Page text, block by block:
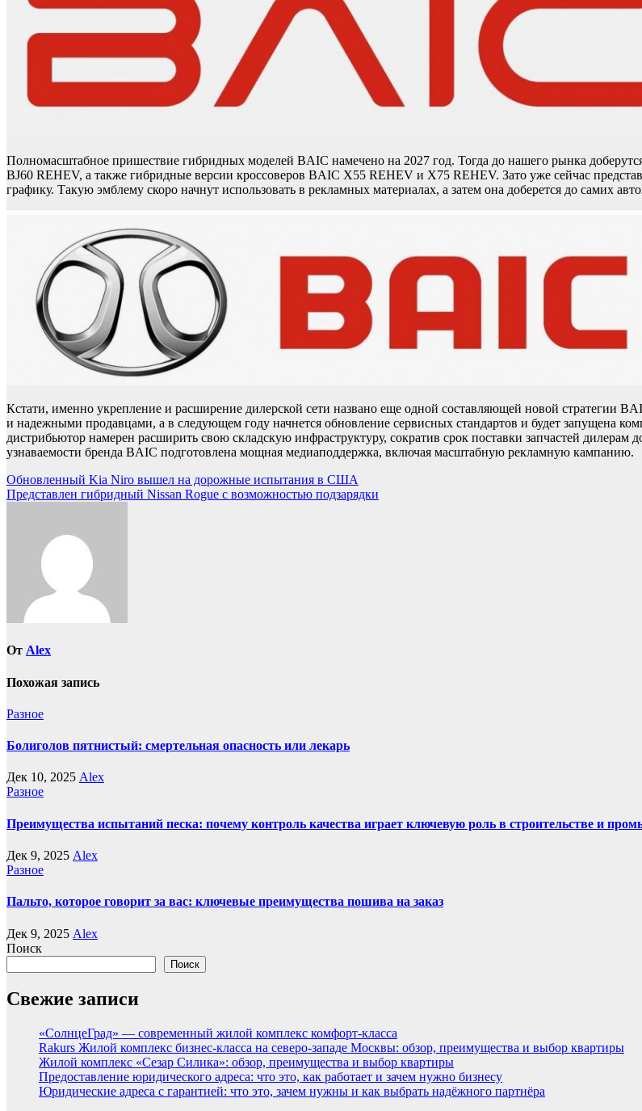
Полномасштабное пришествие гибридных моделей BAIC намечено на 2027 год. Тогда до нашего рынка
BJ60 REHEV, а также гибридные версии кроссоверов BAIC X55 REHEV и X75 REHEV. Зато уже сейчас
графику. Такую эмблему скоро начнут использовать в рекламных материалах, а затем она доберется до самих
Кстати, именно укрепление и расширение дилерской сети названо еще одной составляющей новой стратегии
и надежными продавцами, а в следующем году начнется обновление сервисных стандартов и будет запущена
дистрибьютор намерен расширить свою складскую инфраструктуру, сократив срок поставки запчастей
узнаваемости бренда BAIC подготовлена мощная медиаподдержка, включая масштабную рекламную кампанию.
Навигация
по
Обновленный Kia Niro вышел на дорожные испытания в США
Представлен гибридный Nissan Rogue с возможностью подзарядки
От Alex
Похожая запись
Разное
Болиголов пятнистый: смертельная опасность или лекарь
Дек 10, 2025 Alex
Разное
Преимущества испытаний песка: почему контроль качества играет ключевую роль в строительстве и
Дек 9, 2025 Alex
Разное
Пальто, которое говорит за вас: ключевые преимущества пошива на заказ
Дек 9, 2025 Alex
Поиск
Поиск
Свежие записи
«СолнцеГрад» — современный жилой комплекс комфорт-класса
Rakurs Жилой комплекс бизнес-класса на северо-западе Москвы: обзор, преимущества и выбор квартиры
Жилой комплекс «Сезар Силика»: обзор, преимущества и выбор квартиры
Предоставление юридического адреса: что это, как работает и зачем нужно бизнесу
Юридические адреса с гарантией: что это, зачем нужны и как выбрать надёжного партнёра